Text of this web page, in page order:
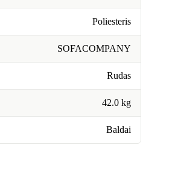
Poliesteris
SOFACOMPANY
Rudas
42.0 kg
Baldai